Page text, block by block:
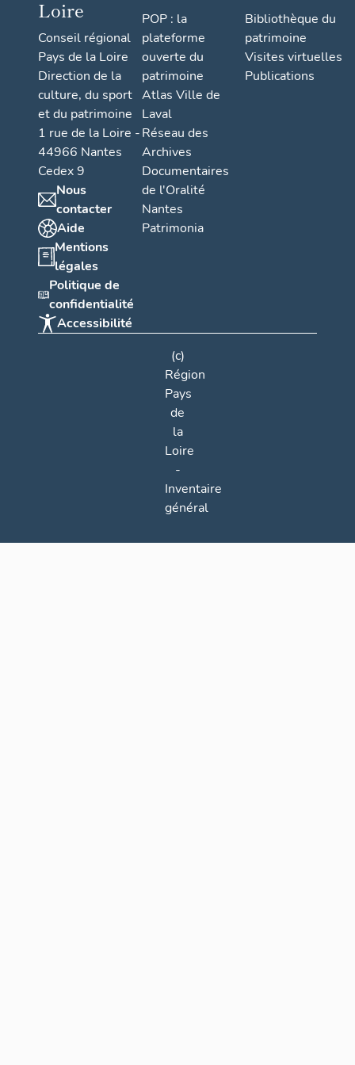
Loire
Conseil régional
Pays de la Loire
Direction de la
culture, du sport
et du patrimoine
1 rue de la Loire -
44966 Nantes
Cedex 9
Nous
contacter
Aide
Mentions
légales
Politique de
confidentialité
Accessibilité
POP : la
plateforme
ouverte du
patrimoine
Atlas Ville de
Laval
Réseau des
Archives
Documentaires
de l'Oralité
Nantes
Patrimonia
Bibliothèque du
patrimoine
Visites virtuelles
Publications
(c)
Région
Pays
de
la
Loire
-
Inventaire
général